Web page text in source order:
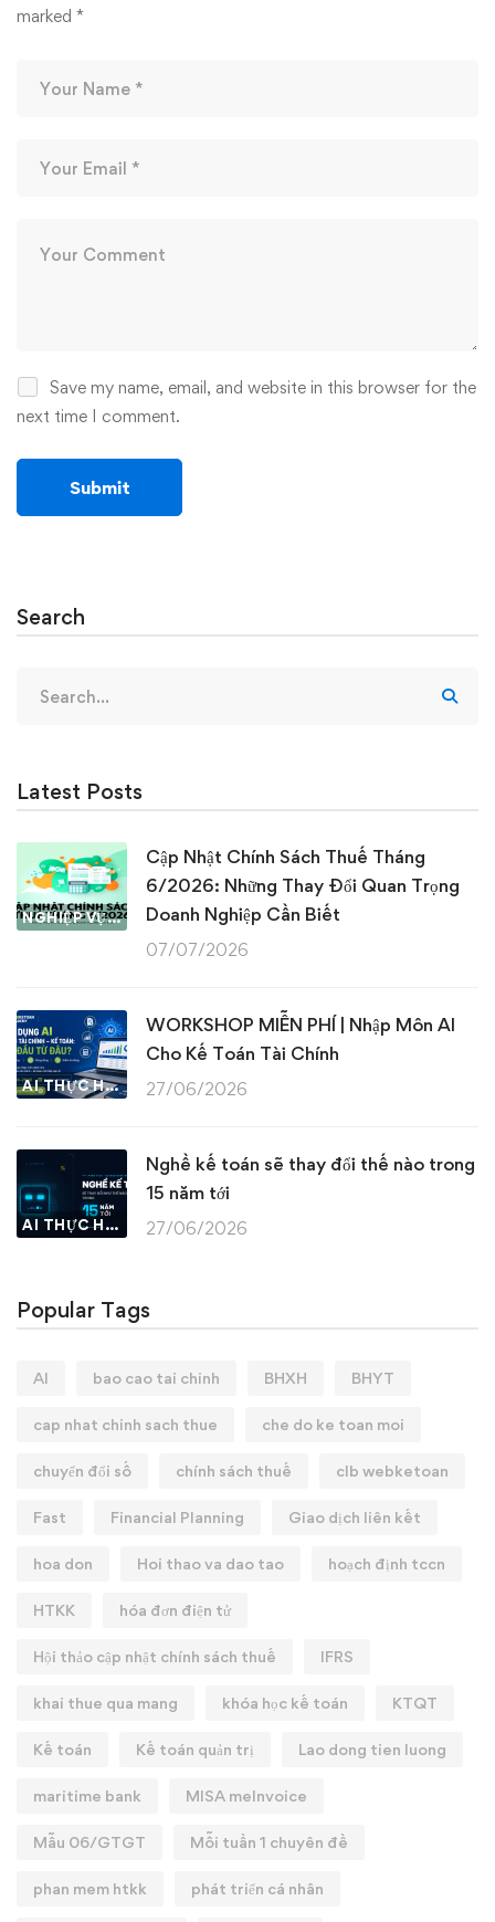
marked *
Save my name, email, and website in this browser for the
next time I comment.
Search
for:
Latest Posts
NGHIỆP VỤ KẾ TOÁN & THUẾ
Cập Nhật Chính Sách Thuế Tháng
6/2026: Những Thay Đổi Quan Trọng
Doanh Nghiệp Cần Biết
07/07/2026
AI THỰC HÀNH
WORKSHOP MIỄN PHÍ | Nhập Môn AI
Cho Kế Toán Tài Chính
27/06/2026
AI THỰC HÀNH
Nghề kế toán sẽ thay đổi thế nào trong
15 năm tới
27/06/2026
Popular Tags
AI bao cao tai chinh BHXH BHYT
cap nhat chinh sach thue che do ke toan moi
chuyển đổi số chính sách thuế clb webketoan
Fast Financial Planning Giao dịch liên kết
hoa don Hoi thao va dao tao hoạch định tccn
HTKK hóa đơn điện tử
Hội thảo cập nhật chính sách thuế IFRS
khai thue qua mang khóa học kế toán KTQT
Kế toán Kế toán quản trị Lao dong tien luong
maritime bank MISA meInvoice
Mẫu 06/GTGT Mỗi tuần 1 chuyên đề
phan mem htkk phát triển cá nhân